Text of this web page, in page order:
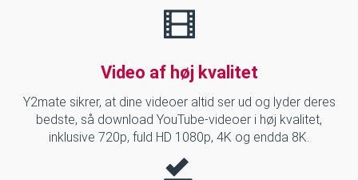
Video af høj kvalitet
Y2mate sikrer, at dine videoer altid ser ud og lyder deres
bedste, så download YouTube-videoer i høj kvalitet,
inklusive 720p, fuld HD 1080p, 4K og endda 8K.